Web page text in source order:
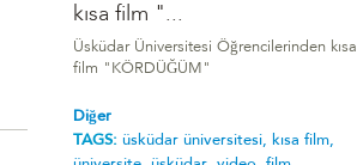
kısa film "...
Üsküdar Üniversitesi Öğrencilerinden kısa
film "KÖRDÜĞÜM"
Diğer
TAGS: üsküdar üniversitesi, kısa film,